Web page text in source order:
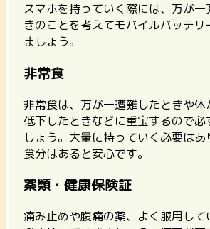
スマホを持っていく際には、万が一
きのことを考えてモバイルバッテ
ましょう。
非常食
非常食は、万が一遭難したときや
低下したときなどに重宝するので必
しょう。大量に持っていく必要は
食分はあると安心です。
薬類・健康保険証
痛み止めや腹痛の薬、よく服用し